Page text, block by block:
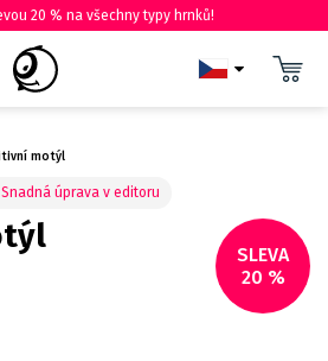
20 % na všechny typy hrnků!
motýl
SLEVA
20 %